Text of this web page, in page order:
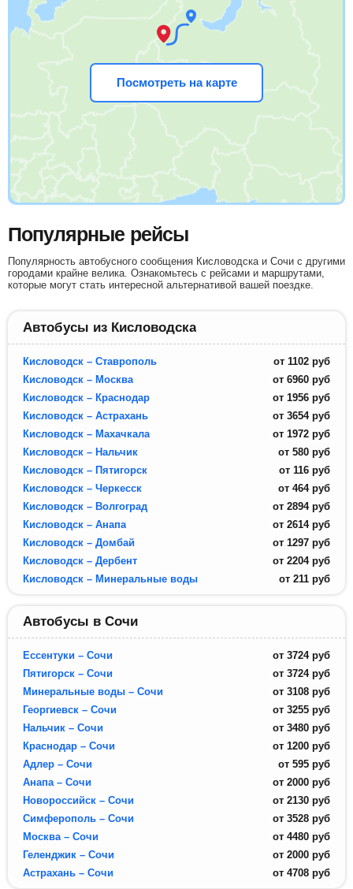
Посмотреть на карте
Популярные рейсы
Популярность автобусного сообщения Кисловодска и Сочи с другими
городами крайне велика. Ознакомьтесь с рейсами и маршрутами,
которые могут стать интересной альтернативой вашей поездке.
Автобусы из Кисловодска
Кисловодск – Ставрополь от 1102 руб
Кисловодск – Москва
от 6960 руб
Кисловодск – Краснодар
от 1956 руб
Кисловодск – Астрахань
от 3654 руб
Кисловодск – Махачкала
от 1972 руб
Кисловодск – Нальчик
от 580 руб
Кисловодск – Пятигорск
от 116 руб
Кисловодск – Черкесск
от 464 руб
Кисловодск – Волгоград
от 2894 руб
Кисловодск – Анапа
от 2614 руб
Кисловодск – Домбай
от 1297 руб
Кисловодск – Дербент
от 2204 руб
Кисловодск – Минеральные воды
от 211 руб
Автобусы в Сочи
Ессентуки – Сочи от 3724 руб
Пятигорск – Сочи
от 3724 руб
Минеральные воды – Сочи
от 3108 руб
Георгиевск – Сочи
от 3255 руб
Нальчик – Сочи
от 3480 руб
Краснодар – Сочи
от 1200 руб
Адлер – Сочи
от 595 руб
Анапа – Сочи
от 2000 руб
Новороссийск – Сочи
от 2130 руб
Симферополь – Сочи
от 3528 руб
Москва – Сочи
от 4480 руб
Геленджик – Сочи
от 2000 руб
Астрахань – Сочи
от 4708 руб